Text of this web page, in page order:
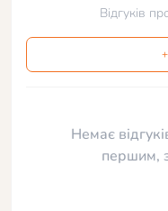
Відгуків
Немає
першим,